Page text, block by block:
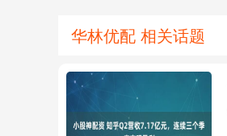
华林优配 相关话题